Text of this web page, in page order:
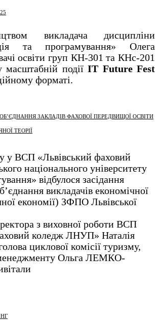
викладача дисципліни
та програмування» Олега
освіти груп КН-301 та КНс-201
масштабній подіїIT Future Fest
форматі.
ЗАКЛАДІВ ФАХОВОЇ ПЕРЕДВИЩОЇ ОСВІТИ
ТЕОРІЇ
у ВСП «Львівський фаховий
національного університету
відбулося засідання
викладачів економічної
економії) ЗФПО Львівської
з виховної роботи ВСП
коледж ЛНУП» Наталія
циклової комісії туризму,
Ольга ЛЕМКО-